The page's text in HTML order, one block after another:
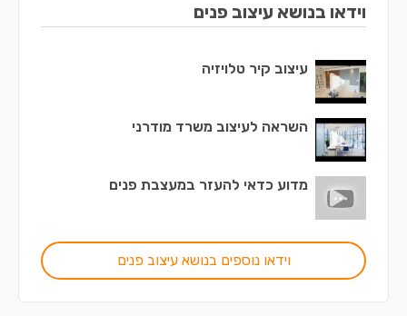
וידאו בנושא עיצוב פנים
עיצוב קיר טלויזיה
השראה לעיצוב משרד מודרני
מדוע כדאי להעזר במעצבת פנים
וידאו נוספים בנושא עיצוב פנים